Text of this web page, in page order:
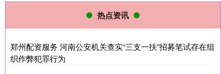
热点资讯
郑州配资服务 河南公安机关查实“三支一扶”招募笔试存在组
织作弊犯罪行为